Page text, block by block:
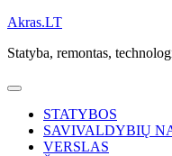
Skip
content
Akras.LT
Statyba, remontas,
STATYBOS
SAVIVALDYBIŲ
VERSLAS